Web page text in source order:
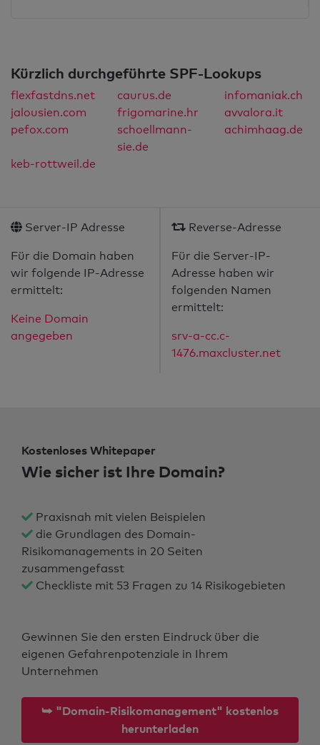
Kürzlich durchgeführte SPF-Lookups
flexfastdns.net caurus.de
infomaniak.ch
jalousien.com
frigomarine.hr
avvalora.it
pefox.com
schoellmann-
sie.de
achimhaag.de
keb-rottweil.de
Server-IP Adresse
Für die Domain haben
wir folgende IP-Adresse
ermittelt:
Keine Domain
angegeben
Reverse-Adresse
Für die Server-IP-
Adresse haben wir
folgenden Namen
ermittelt:
srv-a-cc.c-
1476.maxcluster.net
Kostenloses Whitepaper
Wie sicher ist Ihre Domain?
Praxisnah mit vielen Beispielen
die Grundlagen des Domain-
Risikomanagements in 20 Seiten
zusammengefasst
Checkliste mit 53 Fragen zu 14 Risikogebieten
Gewinnen Sie den ersten Eindruck über die
eigenen Gefahrenpotenziale in Ihrem
Unternehmen
⮩ "Domain-Risikomanagement" kostenlos
herunterladen